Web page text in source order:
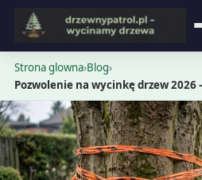
Strona glowna›Blog›
Pozwolenie na wycinkę drzew